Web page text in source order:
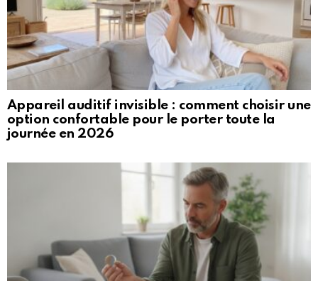
Appareil auditif invisible : comment choisir une
option confortable pour le porter toute la
journée en 2026